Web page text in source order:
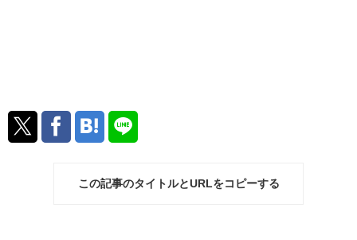
この記事のタイトルとURLをコピーする